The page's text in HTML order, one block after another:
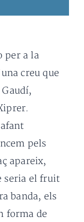
per a la
creu que
pels
apareix,
seria el fruit
banda, els
forma de